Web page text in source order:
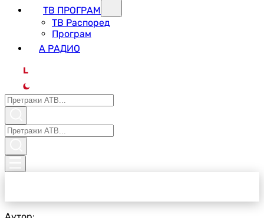
ТВ ПРОГРАМ
ТВ Распоред
Програм
А РАДИО
L